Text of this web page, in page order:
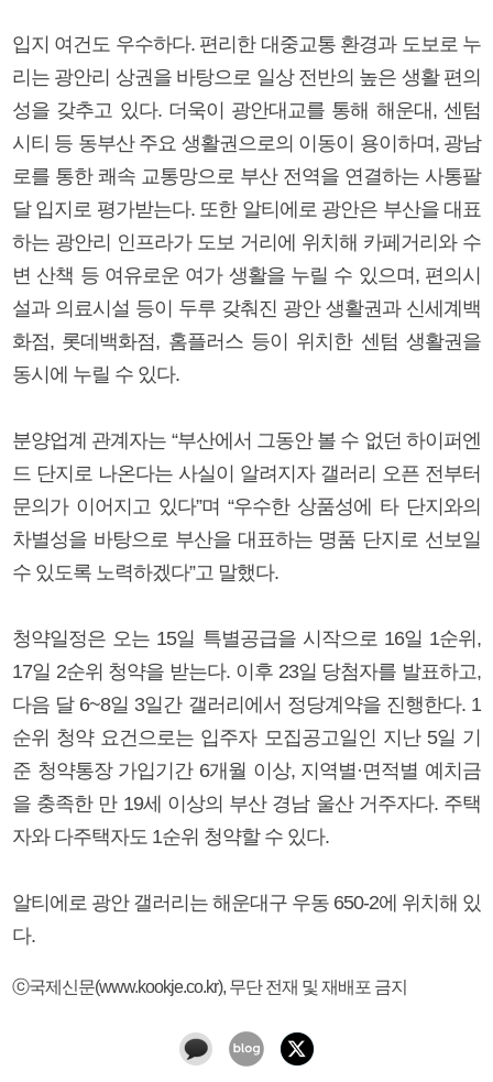
입지 여건도 우수하다. 편리한 대중교통 환경과 도보로 누
리는 광안리 상권을 바탕으로 일상 전반의 높은 생활 편의
성을 갖추고 있다. 더욱이 광안대교를 통해 해운대, 센텀
시티 등 동부산 주요 생활권으로의 이동이 용이하며, 광남
로를 통한 쾌속 교통망으로 부산 전역을 연결하는 사통팔
달 입지로 평가받는다. 또한 알티에로 광안은 부산을 대표
하는 광안리 인프라가 도보 거리에 위치해 카페거리와 수
변 산책 등 여유로운 여가 생활을 누릴 수 있으며, 편의시
설과 의료시설 등이 두루 갖춰진 광안 생활권과 신세계백
화점, 롯데백화점, 홈플러스 등이 위치한 센텀 생활권을
동시에 누릴 수 있다.
분양업계 관계자는 “부산에서 그동안 볼 수 없던 하이퍼엔
드 단지로 나온다는 사실이 알려지자 갤러리 오픈 전부터
문의가 이어지고 있다”며 “우수한 상품성에 타 단지와의
차별성을 바탕으로 부산을 대표하는 명품 단지로 선보일
수 있도록 노력하겠다”고 말했다.
청약일정은 오는 15일 특별공급을 시작으로 16일 1순위,
17일 2순위 청약을 받는다. 이후 23일 당첨자를 발표하고,
다음 달 6~8일 3일간 갤러리에서 정당계약을 진행한다. 1
순위 청약 요건으로는 입주자 모집공고일인 지난 5일 기
준 청약통장 가입기간 6개월 이상, 지역별·면적별 예치금
을 충족한 만 19세 이상의 부산 경남 울산 거주자다. 주택
자와 다주택자도 1순위 청약할 수 있다.
알티에로 광안 갤러리는 해운대구 우동 650-2에 위치해 있
다.
ⓒ국제신문(www.kookje.co.kr), 무단 전재 및 재배포 금지